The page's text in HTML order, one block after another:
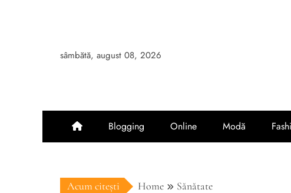
sâmbătă, august 08, 2026
Blogging Online Modă
Acum citești Home Sănătate